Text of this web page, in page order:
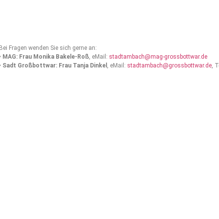
Fragen wenden Sie sich gerne an:
MAG: Frau Monika Bakele-Roß, eMail: stadtambach@mag-grossbottwar.de
Sadt Großbottwar: Frau Tanja Dinkel , eMail: stadtambach@grossbottwar.de,